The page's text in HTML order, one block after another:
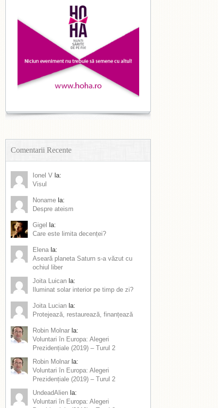
Comentarii Recente
Ionel V la:
Visul
Noname la:
Despre ateism
Gigel
la:
Care este limita decenței?
Elena la:
Aseară planeta Saturn s-a văzut cu
ochiul liber
Joita Luican la:
Iluminat solar interior pe timp de zi?
Joita Lucian la:
Protejează, restaurează, finanțează
Robin Molnar la:
Voluntari în Europa: Alegeri
Prezidențiale (2019) – Turul 2
Robin Molnar la:
Voluntari în Europa: Alegeri
Prezidențiale (2019) – Turul 2
UndeadAlien la:
Voluntari în Europa: Alegeri